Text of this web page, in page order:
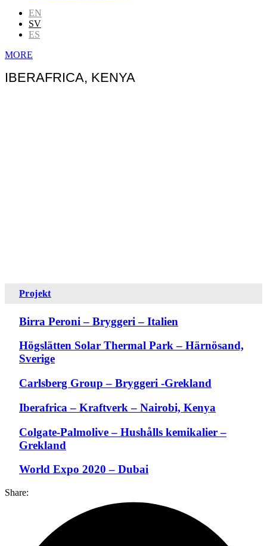
EN
SV
ES
MORE
IBERAFRICA, KENYA
Projekt
Birra Peroni – Bryggeri – Italien
Högslätten Solar Thermal Park – Härnösand,
Sverige
Carlsberg Group – Bryggeri -Grekland
Iberafrica – Kraftverk – Nairobi, Kenya
Colgate-Palmolive – Hushålls kemikalier –
Grekland
World Expo 2020 – Dubai
Share: